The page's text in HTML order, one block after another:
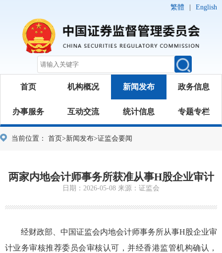
繁體 English
首页 机构概况 新闻发布 政务信息
办事服务 互动交流 统计信息 专题专栏
当前位置： 首页>新闻发布>证监会要闻
两家内地会计师事务所获准从事H股企业审计
日期：2026-05-08 来源：证监会
经财政部、中国证监会内地会计师事务所从事H股企业审
计业务审核推荐委员会审核认可，并经香港监管机构确认，